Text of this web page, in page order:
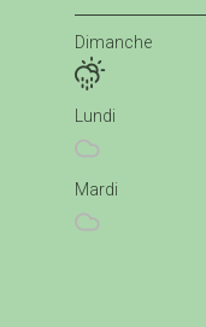
Dimanche
Lundi
Mardi